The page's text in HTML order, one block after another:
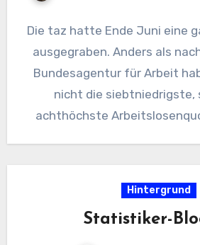
Die taz hatte Ende Juni eine
ausgegraben. Anders als
Bundesagentur für Arbeit
nicht die siebtniedrigste,
achthöchste
Hintergrund
Statistiker-